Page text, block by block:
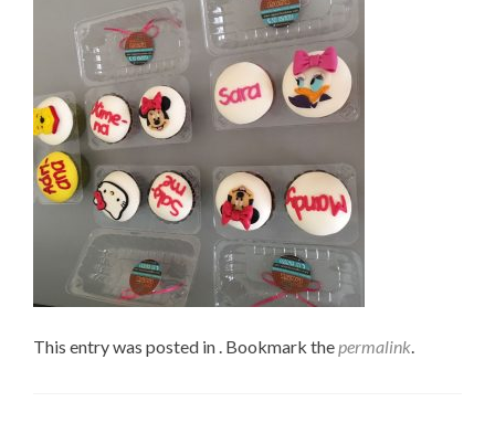
This entry was posted in . Bookmark thepermalink.